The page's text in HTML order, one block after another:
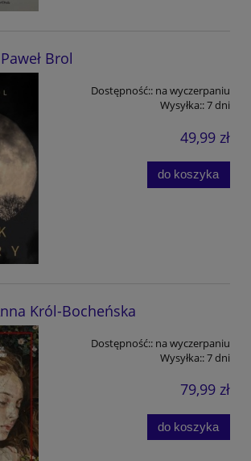
Brol
Dostępność:: na wyczerpaniu
Wysyłka::7 dni
49,99 zł
do koszyka
Król-Bocheńska
Dostępność:: na wyczerpaniu
Wysyłka::7 dni
79,99 zł
do koszyka